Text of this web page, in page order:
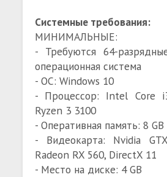
Системные требования:
МИНИМАЛЬНЫЕ:
- Требуются 64-
операционная система
- ОС: Windows 10
- Процессор: Intel Core
Ryzen 3 3100
- Оперативная память: 8
- Видеокарта: Nvidia
Radeon RX 560, DirectX 11
- Место на диске: 4 GB